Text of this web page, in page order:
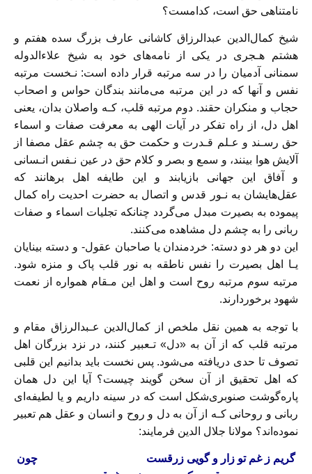
نامتناهی حق است، کدامست؟
شیخ کمال‌الدین‌ عبدالرزاق کاشانی عارف بزرگ سده هفتم و
هشتم هـجری در یکی از‌ نامه‌های‌ خود‌ به شیخ علاءالدوله
سمنانی آدمیان را در سه مرتبه قرار داده است: نـخست مرتبه
نفس‌ و آنها‌ که در این مرتبه می‌مانند بندگان حواس و اصحاب
حجاب و منکران حقند. دوم‌ مرتبه قلب، کـه واصلان بدان، یعنی
اهل دل، از راه تفکر در آیات الهی به معرفت صفات‌ و اسماء‌
حق رسـند و عـلم قـدرت و حکمت حق به چشم عقل مصفا از
آلایش‌ هوا‌ بینند، و سمع و بصر و کلام حق در عین‌ نـفس‌ انـسانی‌
و آفاق این جهانی بازیابند و این طایفه اهل‌ برهانند‌ که
عقل‌هایشان به نـور قدس و اتصال به حضرت احدیت راه کمال
پیموده به‌ بصیرت‌ مبدل می‌گردد چنانکه تجلیات‌ اسماء‌ و صفات
ربانی‌ را‌ به‌ چشم دل مشاهده می‌کنند.
این دو‌ هر‌ دو دسته: خردمندان یا صاحبان عقول- و دسته بینایان
یـا اهل بصیرت را‌ نفس‌ ناطقه به نور قلب پاک و منزه‌ شود.
مرتبه سوم مرتبه‌ روح‌ است و اهل این مـقام همواره‌ از‌ نعمت
شهود برخوردارند.
با توجه به همین نقل ملخص از کمال‌الدین عـبد‌الرزاق مقام و
مرتبه قلب که از‌ آن‌ به‌ «دل» تـعبیر کنند‌، در‌ نزد بزرگان اهل
تصوف‌ تا‌ حدی دریافته می‌شود. پس نخست باید بدانیم این قلبی
که اهل تحقیق از آن‌ سخن‌ گویند چیست؟ آیا این دل‌‌ همان
پاره‌گوشت‌ صنوبری‌‌شکل است‌ که‌ در‌ سینه داریم و یا لطیفه‌ای‌
ربانی و روحانی کـه از آن به دل و روح و انسان و عقل هم تعبیر
نموده‌اند؟ مولانا جلال الدین فرمایند‌:
گریم‌ ز غم تو زار و گویی زرقست چون‌